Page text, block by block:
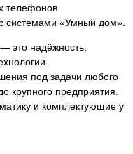
телефонов.
системами «Умный дом».
это надёжность,
под задачи любого
крупного предприятия.
и комплектующие у